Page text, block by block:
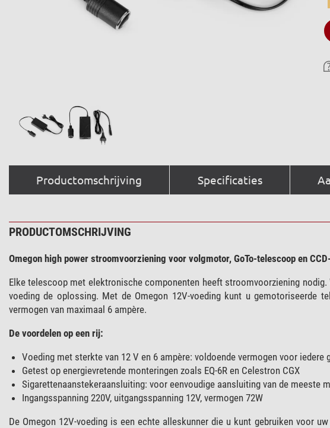
Productomschrijving Specificaties
PRODUCTOMSCHRIJVING
Omegon high power stroomvoorziening voor volgmotor, GoTo-telescoop en
Elke telescoop met elektronische componenten heeft stroomvoorziening
voeding de oplossing. Met de Omegon 12V-voeding kunt u gemotoriseerde
vermogen van maximaal 6 ampère.
De voordelen op een rij:
Voeding met sterkte van 12 V en 6 ampère: voldoende vermogen voor iedere
Getest op energievretende monteringen zoals EQ-6R en Celestron CGX
Sigarettenaanstekeraansluiting: voor eenvoudige aansluiting van de meeste
Ingangsspanning 220V, uitgangsspanning 12V, vermogen 72W
De Omegon 12V-voeding is een echte alleskunner die u kunt gebruiken voor